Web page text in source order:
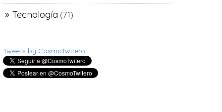
Tecnología (71)
Tweets by CosmoTwitero